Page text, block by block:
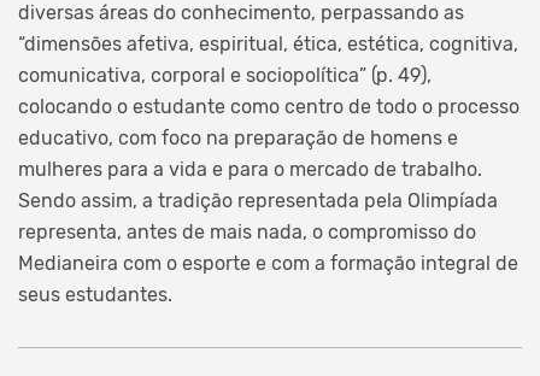
diversas áreas do conhecimento, perpassando as
“dimensões afetiva, espiritual, ética, estética, cognitiva,
comunicativa, corporal e sociopolítica” (p. 49),
colocando o estudante como centro de todo o processo
educativo, com foco na preparação de homens e
mulheres para a vida e para o mercado de trabalho.
Sendo assim, a tradição representada pela Olimpíada
representa, antes de mais nada, o compromisso do
Medianeira com o esporte e com a formação integral de
seus estudantes.